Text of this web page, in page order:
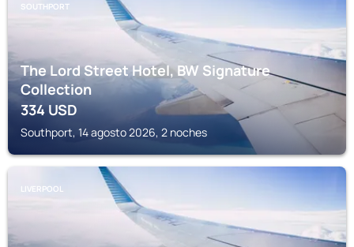
SOUTHPORT
The Lord Street Hotel, BW Signature
Collection
334USD
Southport, 14 agosto 2026, 2 noches
LIVERPOOL